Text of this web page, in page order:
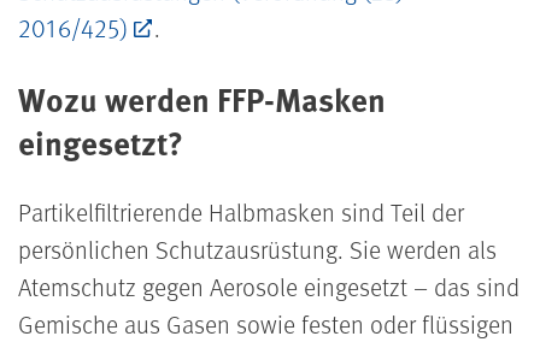
2016/425)
.
Wozu werden FFP-Masken
eingesetzt?
Partikelfiltrierende Halbmasken sind Teil der
persönlichen Schutzausrüstung. Sie werden als
Atemschutz gegen Aerosole eingesetzt – das sind
Gemische aus Gasen sowie festen oder flüssigen